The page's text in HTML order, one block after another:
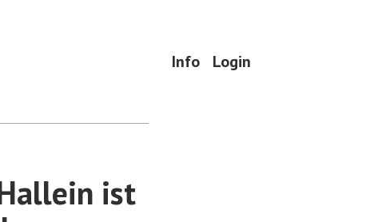
Info Login
ist